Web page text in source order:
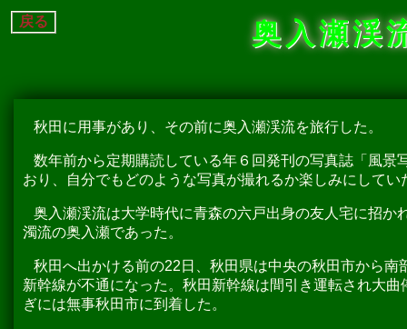
戻る 奥入瀬渓
秋田に用事があり、その前に奥入瀬渓流を旅行した。
数年前から定期購読している年６回発刊の写真誌「風
おり、自分でもどのような写真が撮れるか楽しみにしてい
奥入瀬渓流は大学時代に青森の六戸出身の友人宅に招
濁流の奥入瀬であった。
秋田へ出かける前の22日、秋田県は中央の秋田市から
新幹線が不通になった。秋田新幹線は間引き運転され大
ぎには無事秋田市に到着した。